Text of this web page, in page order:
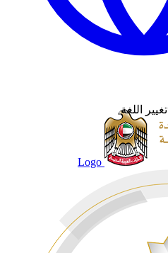
تغيير اللغة
Logo